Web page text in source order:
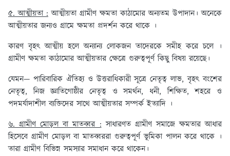
৫. আত্মীয়তা : আত্মীয়তা গ্রামীণ ক্ষমতা কাঠামোর অন্যতম উপাদান। অনেকে
আত্মীয়তার জন্যও গ্রামে ক্ষমতা প্রদর্শন করে থাকে ।
কারণ বৃহৎ আত্মীয় হলে অন্যান্য লোকজন তাদেরকে সমীহ করে চলে ।
গ্রামীণ ক্ষমতা কাঠামোর আত্মীয়তার ক্ষেত্রে গুরুত্বপূর্ণ কিছু বিষয় রয়েছে।
যেমন— পারিবারিক ঐতিহ্য ও উত্তরাধিকারী সূত্রে নেতৃত্ব লাভ, বৃহৎ বংশের
নেতৃত্ব, নিজ জ্ঞাতিগোষ্ঠীর নেতৃত্ব ও সমর্থন, ধনী, শিক্ষিত, শহরে ও
পদমর্যাদাশীল ব্যক্তিদের সাথে আত্মীয়তার সম্পর্ক ইত্যাদি ।
৬. গ্রামীণ মোড়ল বা মাতব্বর :সাধারণত গ্রামীণ সমাজে ক্ষমতার আধার
হিসেবে গ্রামীণ মোড়ল বা মাতব্বররা গুরুত্বপূর্ণ ভূমিকা পালন করে থাকে ।
তারা গ্রামীণ বিভিন্ন সমস্যার সমাধান করে থাকেন।